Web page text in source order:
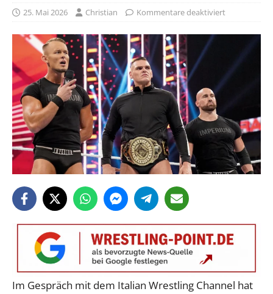
25. Mai 2026 Christian Kommentare deaktiviert
Im Gespräch mit dem Italian Wrestling Channel hat